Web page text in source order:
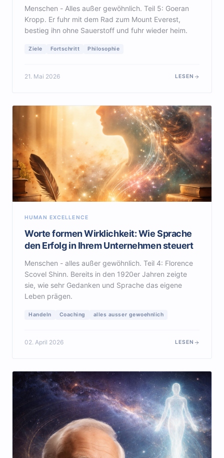
Menschen - Alles außer gewöhnlich. Teil 5: Goeran
Kropp. Er fuhr mit dem Rad zum Mount Everest,
bestieg ihn ohne Sauerstoff und fuhr wieder heim.
Ziele Fortschritt Philosophie
21. Mai 2026 LESEN
HUMAN EXCELLENCE
Worte formen Wirklichkeit: Wie Sprache
den Erfolg in Ihrem Unternehmen steuert
Menschen - alles außer gewöhnlich. Teil 4: Florence
Scovel Shinn. Bereits in den 1920er Jahren zeigte
sie, wie sehr Gedanken und Sprache das eigene
Leben prägen.
Handeln Coaching alles ausser gewoehnlich
02. April 2026 LESEN